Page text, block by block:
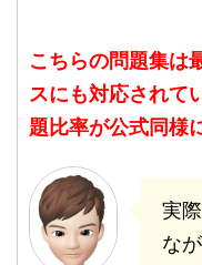
こちらの問題集は
スにも対応されて
題比率が公式同様
実
な